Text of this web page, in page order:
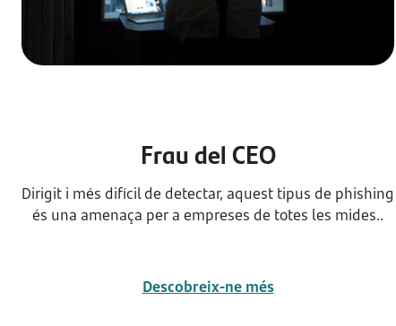
Frau del CEO
Dirigit i més difícil de detectar, aquest tipus de phishing
és una amenaça per a empreses de totes les mides..
Descobreix-ne més